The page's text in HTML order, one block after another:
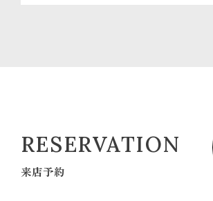
RESERVATION
来店予約